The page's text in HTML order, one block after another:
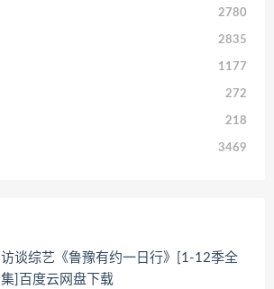
2780
2835
1177
272
218
3469
访谈综艺《鲁豫有约一日行》[1-12季全
集]百度云网盘下载